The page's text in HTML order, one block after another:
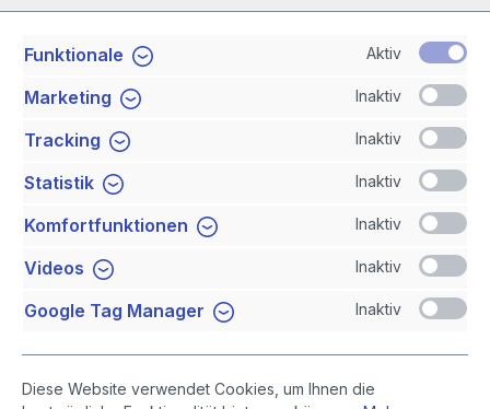
Service-Hotline
Shop Service
Newsletter
Funktionale Aktiv
Marketing Inaktiv
Tracking Inaktiv
Statistik Inaktiv
Komfortfunktionen Inaktiv
Videos Inaktiv
Google Tag Manager Inaktiv
Diese Website verwendet Cookies, um Ihnen die